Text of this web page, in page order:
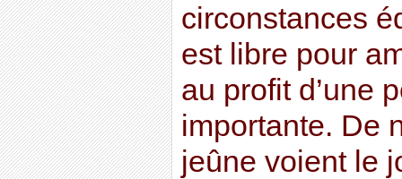
circonstances
est libre pour
au profit d’une
importante. De
jeûne voient le